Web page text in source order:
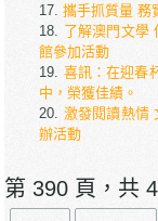
攜手抓質量
了解澳門文學
館參加活動
喜訊：在迎春
中，榮獲佳績。
激發閱讀熱情
辦活動
第 390 頁，共